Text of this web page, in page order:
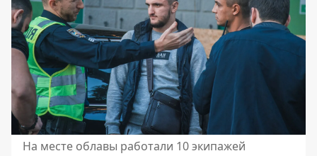
На месте облавы работали 10 экипажей